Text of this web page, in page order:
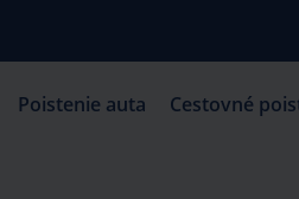
Poistenie auta Cestovné